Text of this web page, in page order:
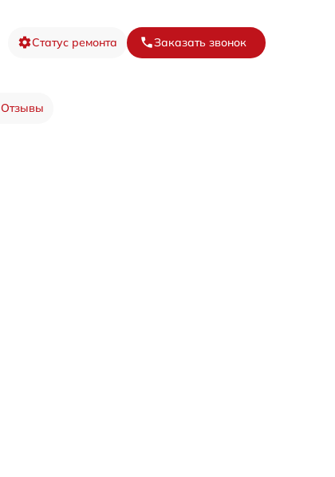
Статус ремонта Заказать звонок
Отзывы